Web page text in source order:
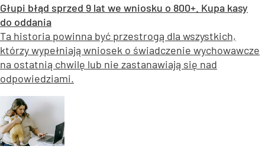
Głupi błąd sprzed 9 lat we wniosku o 800+. Kupa kasy
do oddania
Ta historia powinna być przestrogą dla wszystkich,
którzy wypełniają wniosek o świadczenie wychowawcze
na ostatnią chwilę lub nie zastanawiają się nad
odpowiedziami.